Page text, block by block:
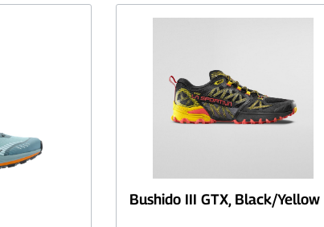
Damen
Hosen+Röcke+Kleider
Isolatoren+Fleece+Jacken
Regenbekleidung
Mützen+Hüte+Schals
Bushido III GTX, Black/Yellow